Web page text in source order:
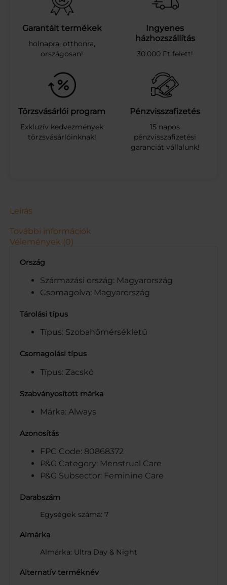
E
T
É
U
L
R
A
D
A
Y
S
U
D
B
m
n
y
g
Garantált termékek
holnapra, otthonra,
országosan!
Ingyenes
házhozszállítás
30.000 Ft felett!
Törzsvásárlói program
Exkluzív kedvezmények
törzsvásárlóinknak!
Pénzvisszafizetés
15 napos
pénzvisszafizetési
garanciát vállalunk!
Leírás
További információk
Vélemények (0)
Ország
Származási ország: Magyarország
Csomagolva: Magyarország
Tárolási típus
Típus: Szobahőmérsékletű
Csomagolási típus
Típus: Zacskó
Szabványosított márka
Márka: Always
Azonosítás
FPC Code: 80868372
P&G Category: Menstrual Care
P&G Subsector: Feminine Care
Darabszám
Egységek száma: 7
Almárka
Almárka: Ultra Day & Night
Alternatív terméknév